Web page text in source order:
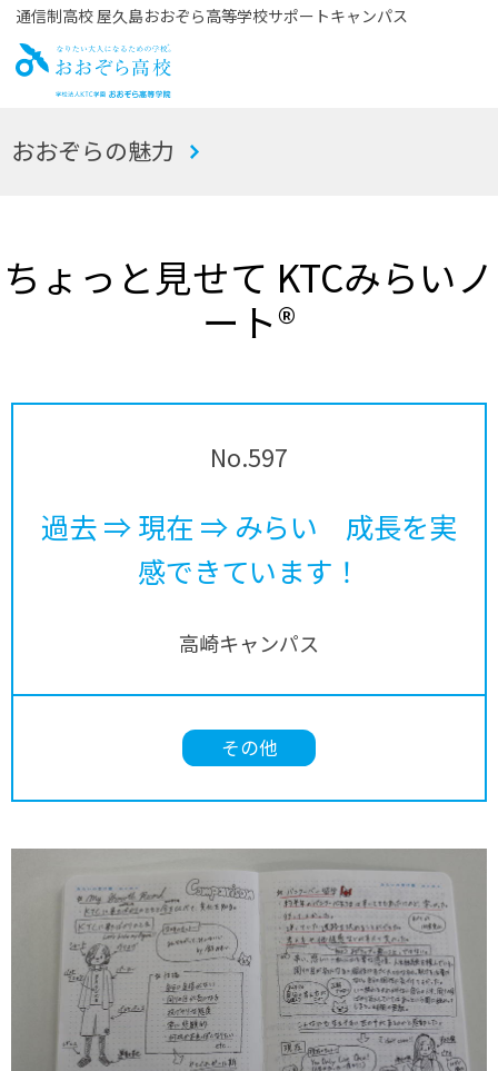
通信制高校 屋久島おおぞら高等学校サポートキャンパス
お
おおぞらの魅力
ちょっと見せて KTCみらいノ
ート®
No.597
過去 ⇒ 現在 ⇒ みらい 成長を実
感できています！
高崎キャンパス
その他